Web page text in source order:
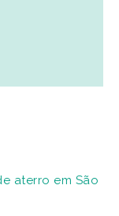
aterro em São